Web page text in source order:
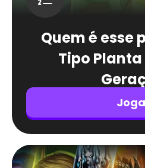
Quem é esse
Tipo